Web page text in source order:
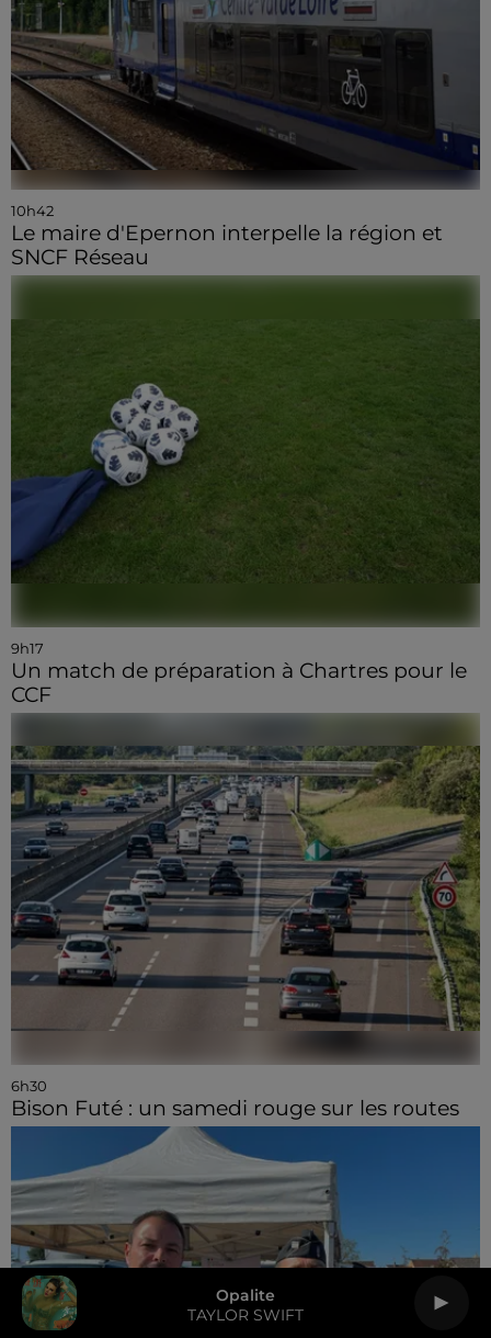
Opalite
TAYLOR SWIFT
10h42
Le maire d'Epernon interpelle la région et
SNCF Réseau
9h17
Un match de préparation à Chartres pour le
CCF
6h30
Bison Futé : un samedi rouge sur les routes